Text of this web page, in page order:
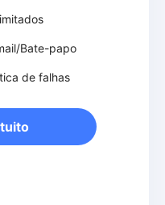
Bate-papo
de falhas